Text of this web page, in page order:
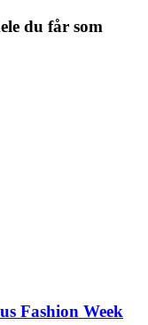
du får som
Fashion Week